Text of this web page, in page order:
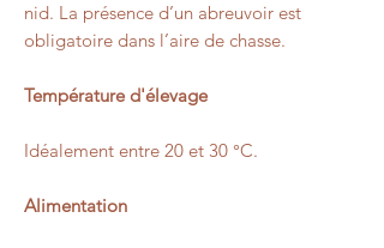
nid. La présence d’un abreuvoir est
obligatoire dans l’aire de chasse.
Température d'élevage
Idéalement entre 20 et 30 °C.
Alimentation